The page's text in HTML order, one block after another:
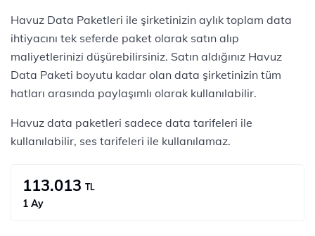
Havuz Data Paketleri ile şirketinizin aylık toplam data
ihtiyacını tek seferde paket olarak satın alıp
maliyetlerinizi düşürebilirsiniz. Satın aldığınız Havuz
Data Paketi boyutu kadar olan data şirketinizin tüm
hatları arasında paylaşımlı olarak kullanılabilir.
Havuz data paketleri sadece data tarifeleri ile
kullanılabilir, ses tarifeleri ile kullanılamaz.
113.013 TL
1 Ay